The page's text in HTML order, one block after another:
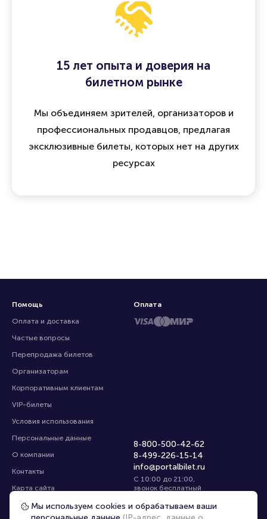
15 лет опыта и доверия на
билетном рынке
Мы объединяем зрителей, организаторов и
профессиональных продавцов, предлагая
эксклюзивные билеты, которых нет на других
ресурсах
Помощь
Оплата и доставка
Частые вопросы
Перепродажа билетов
Организаторам
Корпоративным клиентам
VIP-билеты
Условия использования
Персональные данные
О компании
Контакты
Карта сайта
Управление cookies
8-800-500-42-62
8-499-226-15-14
info@portalbilet.ru
С 10:00 до 21:00,
звонок бесплатный
Все площадки
Оплата
Мы используем cookies и обрабатываем ваши